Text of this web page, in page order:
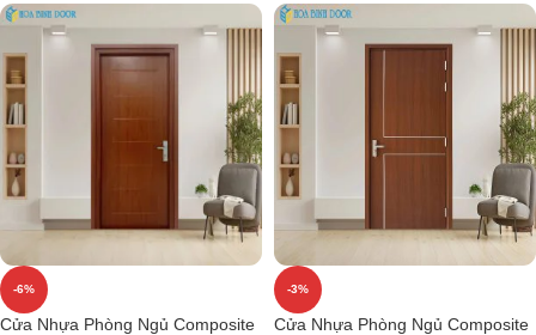
-6%
Cửa Nhựa Phòng Ngủ Composite
-3%
Cửa Nhựa Phòng Ngủ Composite